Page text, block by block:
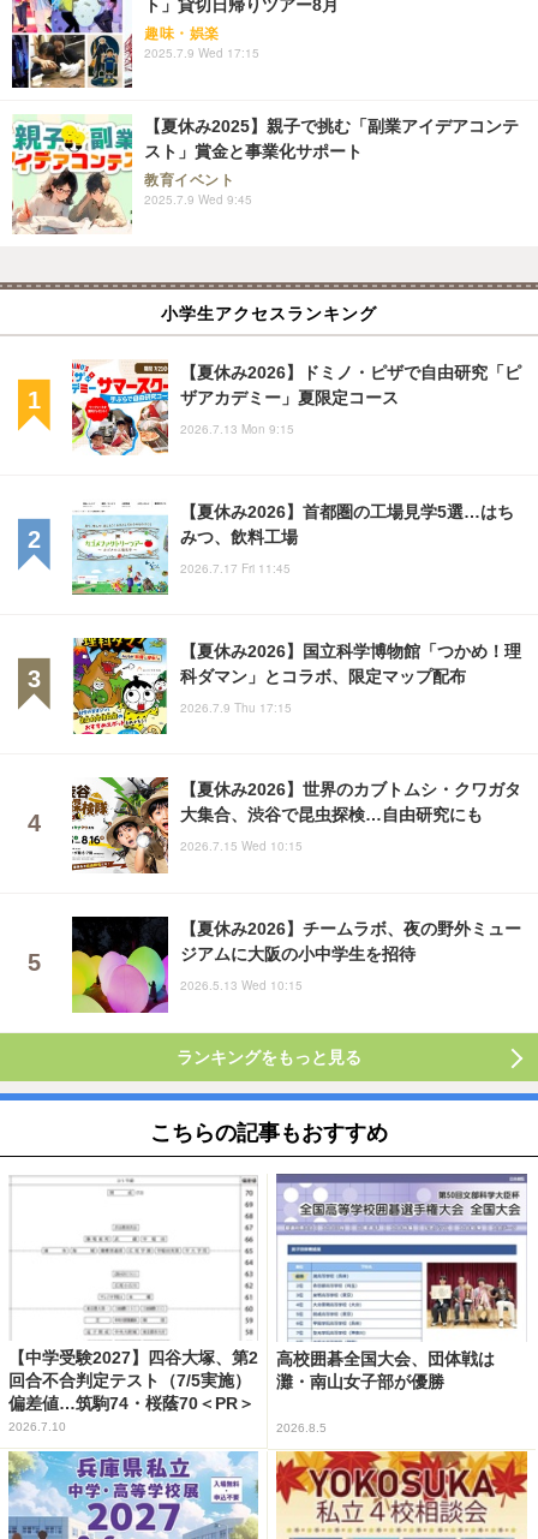
ト」貸切日帰りツアー8月
趣味・娯楽
2025.7.9 Wed 17:15
【夏休み2025】親子で挑む「副業アイデアコンテ
スト」賞金と事業化サポート
教育イベント
2025.7.9 Wed 9:45
小学生アクセスランキング
【夏休み2026】ドミノ・ピザで自由研究「ピ
ザアカデミー」夏限定コース
2026.7.13 Mon 9:15
【夏休み2026】首都圏の工場見学5選…はち
みつ、飲料工場
2026.7.17 Fri 11:45
【夏休み2026】国立科学博物館「つかめ！理
科ダマン」とコラボ、限定マップ配布
2026.7.9 Thu 17:15
【夏休み2026】世界のカブトムシ・クワガタ
大集合、渋谷で昆虫探検…自由研究にも
2026.7.15 Wed 10:15
【夏休み2026】チームラボ、夜の野外ミュー
ジアムに大阪の小中学生を招待
2026.5.13 Wed 10:15
ランキングをもっと見る
こちらの記事もおすすめ
【中学受験2027】四谷大塚、第2
回合不合判定テスト（7/5実施）
偏差値…筑駒74・桜蔭70＜PR＞
2026.7.10
高校囲碁全国大会、団体戦は
灘・南山女子部が優勝
2026.8.5